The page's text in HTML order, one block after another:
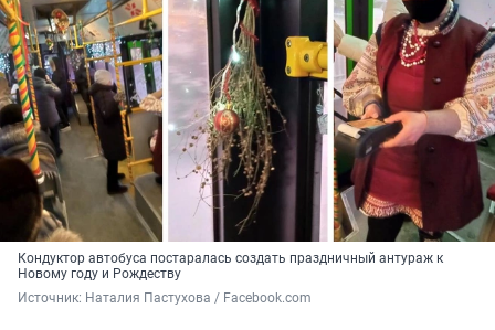
Кондуктор автобуса постаралась создать праздничный антураж к
Новому году и Рождеству
Источник: Наталия Пастухова / Facebook.com